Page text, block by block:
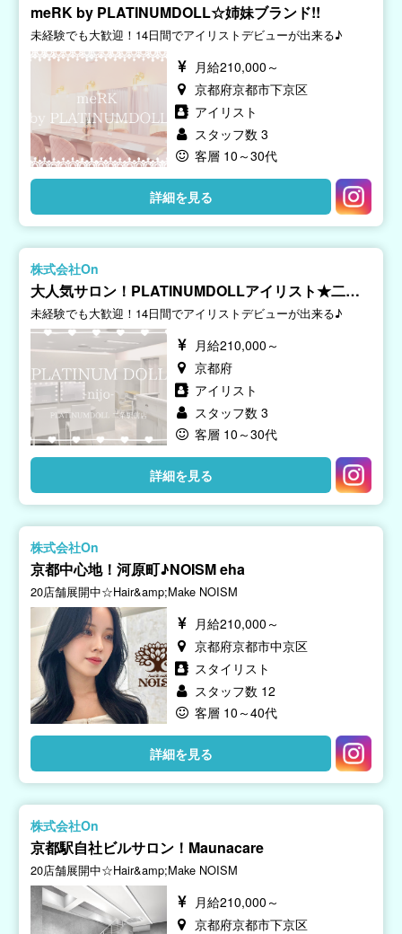
meRK by PLATINUMDOLL☆姉妹ブランド!!
未経験でも大歓迎！14日間でアイリストデビューが出来る♪
月給210,000～
京都府京都市下京区
アイリスト
スタッフ数 3
客層 10～30代
詳細を見る
株式会社On
大人気サロン！PLATINUMDOLLアイリスト★二条
駅
未経験でも大歓迎！14日間でアイリストデビューが出来る♪
月給210,000～
京都府
アイリスト
スタッフ数 3
客層 10～30代
詳細を見る
株式会社On
京都中心地！河原町♪NOISM eha
20店舗展開中☆Hair&amp;Make NOISM
月給210,000～
京都府京都市中京区
スタイリスト
スタッフ数 12
客層 10～40代
詳細を見る
株式会社On
京都駅自社ビルサロン！Maunacare
20店舗展開中☆Hair&amp;Make NOISM
月給210,000～
京都府京都市下京区